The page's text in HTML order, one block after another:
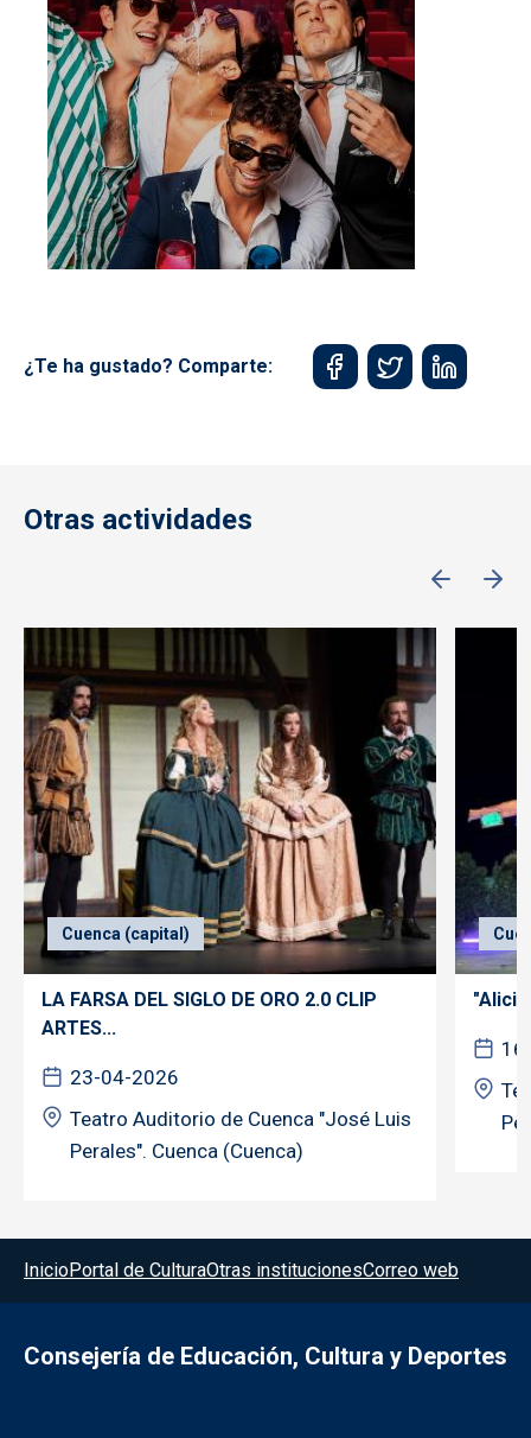
¿Te ha gustado? Comparte:
Otras actividades
Cuenca (capital)
LA FARSA DEL SIGLO DE ORO 2.0 CLIP
ARTES...
23-04-2026
Teatro Auditorio de Cuenca "José Luis
Perales". Cuenca (Cuenca)
Menú del pie
InicioPortal de CulturaOtras institucionesCorreo web
Consejería de Educación, Cultura y Deportes